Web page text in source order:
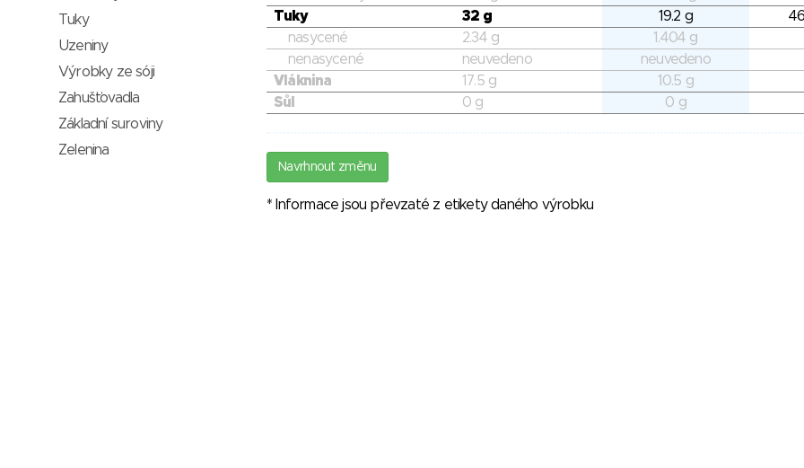
Tuky
32 g 19.2 g
nasycené
2.34 g
1.404 g
nenasycené
neuvedeno
neuvedeno
Vláknina
17.5 g
10.5 g
Sůl
0 g 0 g
Navrhnout změnu
* Informace jsou převzaté z etikety daného výrobku
Tuky
Uzeniny
Výrobky ze sóji
Zahušťovadla
Základní suroviny
Zelenina